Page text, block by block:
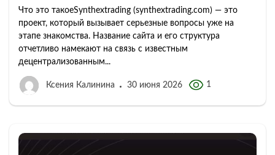
Что это такоеSynthextrading (synthextrading.com) — это
проект, который вызывает серьезные вопросы уже на
этапе знакомства. Название сайта и его структура
отчетливо намекают на связь с известным
децентрализованным...
Ксения Калинина 30 июня 2026 1